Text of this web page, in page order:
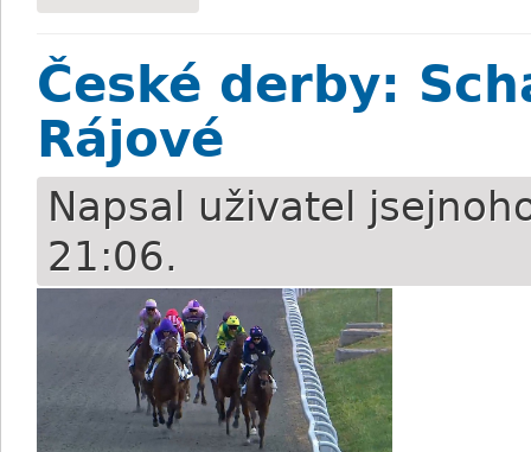
České derby:
Rájové
Napsal uživatel
21:06.